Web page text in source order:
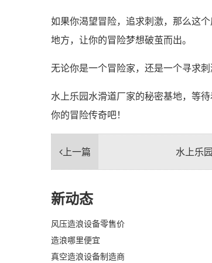
如果你渴望冒险，追求刺激，那么这
地方，让你的冒险梦想破茧而出。
无论你是一个冒险家，还是一个寻求
水上乐园水滑道厂家的秘密基地，等
你的冒险传奇吧！
上一篇 水上乐
新动态
风压造浪设备零售价
造浪哪里便宜
真空造浪设备制造商